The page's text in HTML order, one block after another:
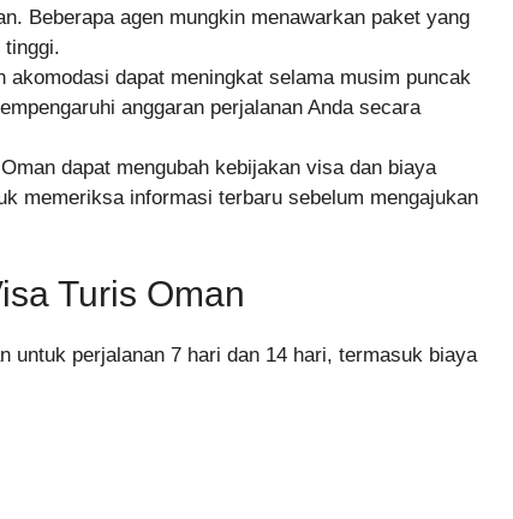
Beberapa agen mungkin menawarkan paket yang
tinggi.
akomodasi dapat meningkat selama musim puncak
anggaran perjalanan Anda secara
dapat mengubah kebijakan visa dan biaya
memeriksa informasi terbaru sebelum mengajukan
Turis Oman
untuk perjalanan 7 hari dan 14 hari, termasuk biaya